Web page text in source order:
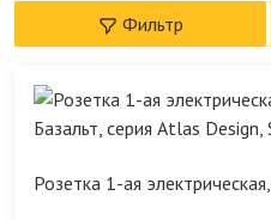
Фильтр
Розетка 1-ая